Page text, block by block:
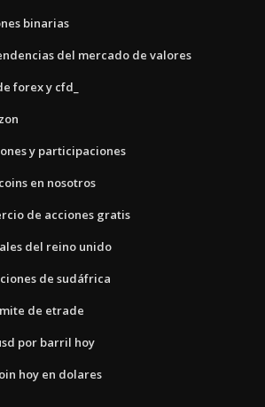
binarias
del mercado de valores
forex y cfd_
y participaciones
en nosotros
de acciones gratis
del reino unido
de sudáfrica
de etrade
por barril hoy
hoy en dolares